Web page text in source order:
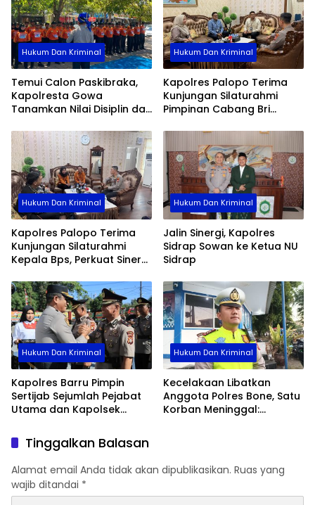
Hukum Dan Kriminal
Temui Calon Paskibraka,
Kapolresta Gowa
Tanamkan Nilai Disiplin dan
Hukum Dan Kriminal
Kapolres Palopo Terima
Kunjungan Silaturahmi
Pimpinan Cabang Bri
Hukum Dan Kriminal
Kapolres Palopo Terima
Kunjungan Silaturahmi
Kepala Bps, Perkuat Sinergi
Hukum Dan Kriminal
Jalin Sinergi, Kapolres
Sidrap Sowan ke Ketua NU
Sidrap
Hukum Dan Kriminal
Kapolres Barru Pimpin
Sertijab Sejumlah Pejabat
Utama dan Kapolsek
Organisasi
Hukum Dan Kriminal
Kecelakaan Libatkan
Anggota Polres Bone, Satu
Korban Meninggal:
Tinggalkan Balasan
Alamat email Anda tidak akan dipublikasikan. Ruas yang
wajib ditandai *